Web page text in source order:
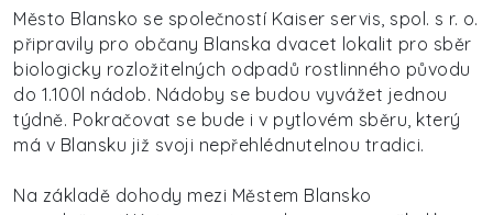
Město Blansko se společností Kaiser servis, spol. s r. o.
připravily pro občany Blanska dvacet lokalit pro sběr
biologicky rozložitelných odpadů rostlinného původu
do 1.100l nádob. Nádoby se budou vyvážet jednou
týdně. Pokračovat se bude i v pytlovém sběru, který
má v Blansku již svoji nepřehlédnutelnou tradici.
Na základě dohody mezi Městem Blansko